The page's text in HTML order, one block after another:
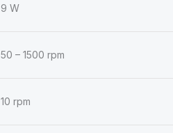
9 W
50 – 1500 rpm
10 rpm